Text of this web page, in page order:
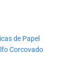
de Papel
Corcovado